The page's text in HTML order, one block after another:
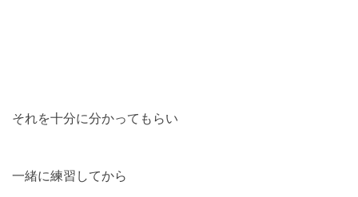
それを十分に分かってもらい
一緒に練習してから